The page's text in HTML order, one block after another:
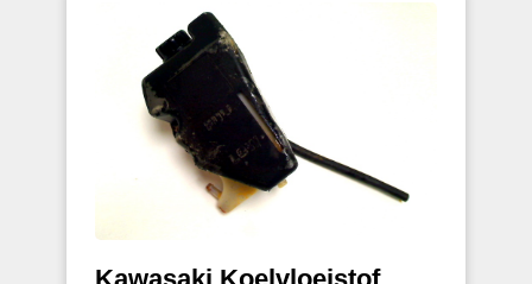
Kawasaki Koelvloeistof